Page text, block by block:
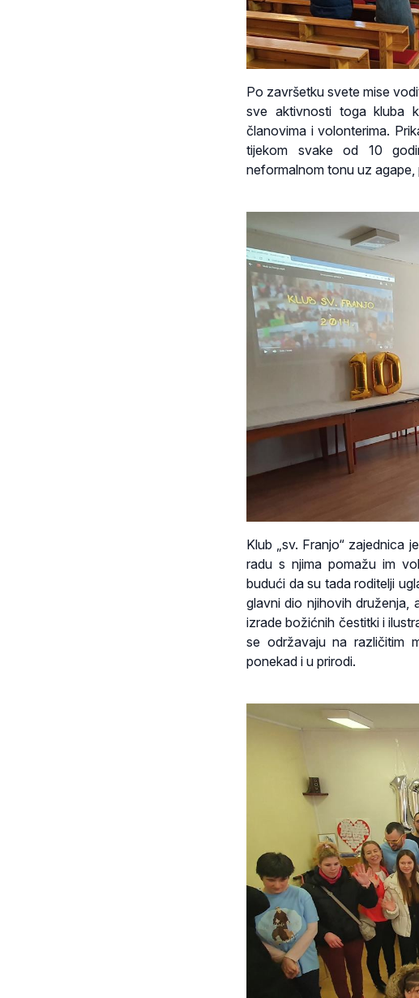
Po završetku svete mise
sve aktivnosti toga kluba
članovima i volonterima.
tijekom svake od 10
neformalnom tonu uz agape,
Klub „sv. Franjo“ zajednica
radu s njima pomažu im
budući da su tada roditelji
glavni dio njihovih druženja,
izrade božićnih čestitki i
se održavaju na različitim
ponekad i u prirodi.